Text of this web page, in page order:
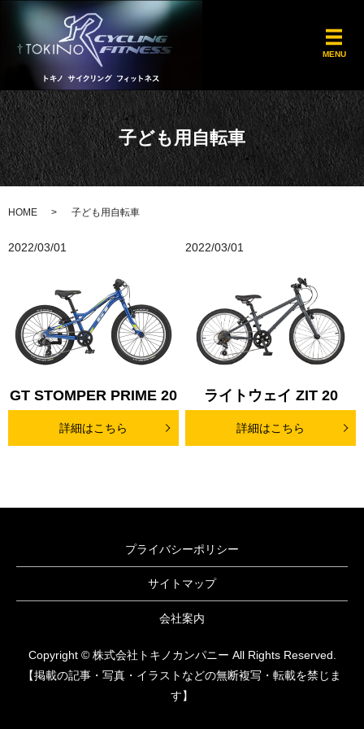
MENU
子ども用自転車
HOME 子ども用自転車
2022/03/01
GT STOMPER PRIME 20
詳細はこちら
2022/03/01
ライトウェイ ZIT 20
詳細はこちら
プライバシーポリシー
サイトマップ
会社案内
Copyright © 株式会社トキノカンパニー All Rights Reserved.
【掲載の記事・写真・イラストなどの無断複写・転載を禁じま
す】